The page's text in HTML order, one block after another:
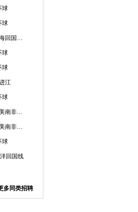
球
球
其他:黑海回国，一般是土耳其回国
球
球
江
球
其他:南美南非越南等定港回国
其他:南美南非越南等定港回国
球
回国线
多同类招聘